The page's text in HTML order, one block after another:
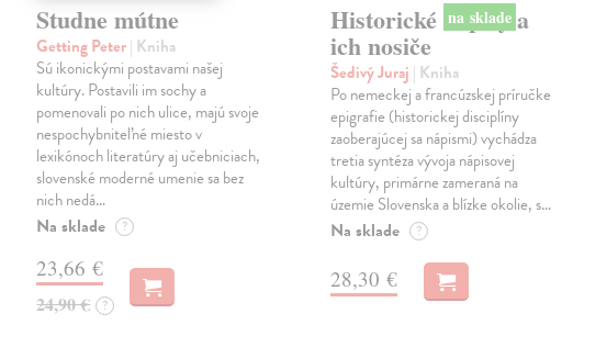
Studne mútne
Getting Peter| Kniha
Sú ikonickými postavami našej
kultúry. Postavili im sochy a
pomenovali po nich ulice, majú svoje
nespochybniteľné miesto v
lexikónoch literatúry aj učebniciach,
slovenské moderné umenie sa bez
nich nedá…
Na sklade ?
23,66 €
24,90 € ?
Historické nápisy a
ich nosiče
Šedivý Juraj | Kniha
Po nemeckej a francúzskej príručke
epigrafie (historickej disciplíny
zaoberajúcej sa nápismi) vychádza
tretia syntéza vývoja nápisovej
kultúry, primárne zameraná na
územie Slovenska a blízke okolie, s…
Na sklade ?
28,30 €